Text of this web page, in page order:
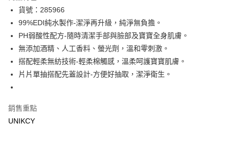
LINE Pay
Apple Pay
街口支付
悠遊付
運送方式
7-11取貨付款［需3-5個工作天不含預購商品］
貨號：285966
99%EDI純水製作-潔淨再升級，純淨無負擔。
PH弱酸性配方-隨時清潔手部與臉部及寶寶全身肌膚。
無添加酒精、人工香料、螢光劑，溫和零刺激。
搭配輕柔無紡技術-輕柔棉觸感，溫柔呵護寶寶肌膚。
片片單抽搭配先蓋設計-方便好抽取，潔淨衛生。
銷售重點
UNIKCY